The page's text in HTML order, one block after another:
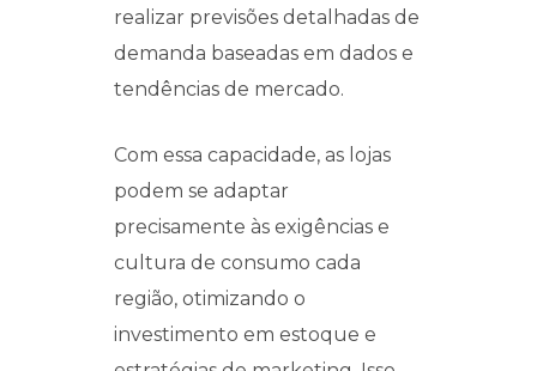
realizar previsões detalhadas de
demanda baseadas em dados e
tendências de mercado.
Com essa capacidade, as lojas
podem se adaptar
precisamente às exigências e
cultura de consumo cada
região, otimizando o
investimento em estoque e